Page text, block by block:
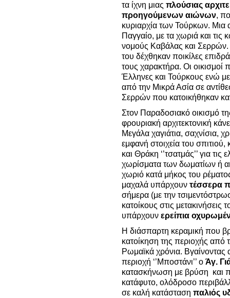
τα ίχνη μιας πλούσιας
προηγούμενων αιώνων,
κυριαρχία των Τούρκων. Μια
Παγγαίο, με τα χωριά και
νομούς Καβάλας και Σερρών.
του δέχθηκαν ποικίλες
τους χαρακτήρα. Οι
Έλληνες και Τούρκους ενώ
από την Μικρά Ασία σε
Σερρών που κατοικήθηκαν
Στον Παραδοσιακό οικισμό
φρουριακή αρχιτεκτονική
Μεγάλα χαγιάτια, σαχνίσια,
εμφανή στοιχεία του
και Θράκη ‘’τσατμάς’’ για
χωρίσματα των δωματίων ή
χωριό κατά μήκος του
μαχαλά υπάρχουν τέσσερα
σήμερα (με την
κατοίκους στις
υπάρχουν ερείπια
Η διάσπαρτη κεραμική που
κατοίκηση της περιοχής
Ρωμαϊκά χρόνια. Βγαίνοντας
περιοχή ‘’Μποστάνι’’ ο Άγ.
κατασκήνωση με βρύση και
κατάφυτο, ολόδροσο
σε καλή κατάσταση παλιός